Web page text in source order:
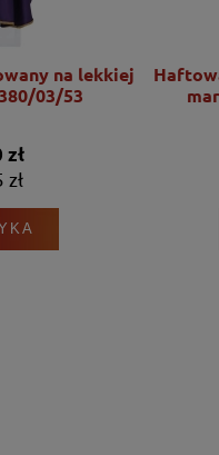
na lekkiej
03/53
zł